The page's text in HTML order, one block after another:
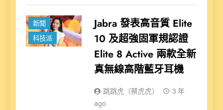
新聞
科技派
Jabra 發表高音質 Elite
10 及超強固軍規認證
Elite 8 Active 兩款全新
真無線高階藍牙耳機
跳跳虎（蔡虎虎）
3 年
ago